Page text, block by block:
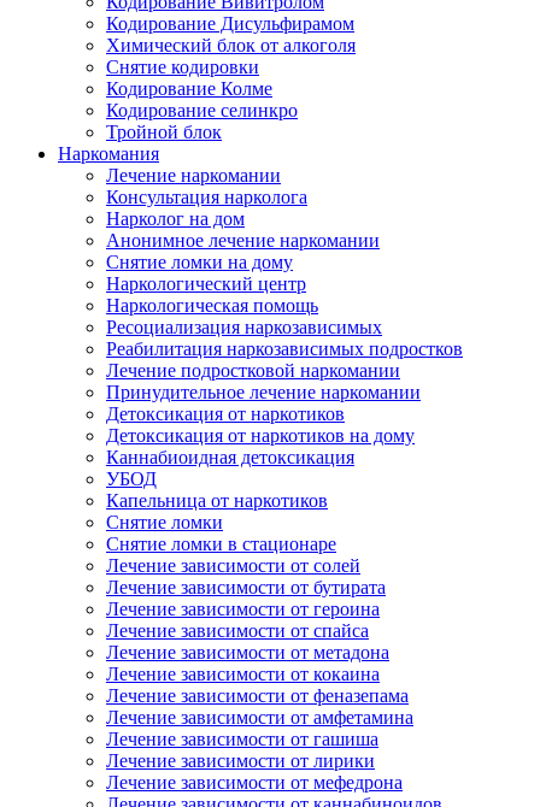
Кодирование Дисульфирамом
Химический блок от алкоголя
Снятие кодировки
Кодирование Колме
Кодирование селинкро
Тройной блок
Наркомания
Лечение наркомании
Консультация нарколога
Нарколог на дом
Анонимное лечение наркомании
Снятие ломки на дому
Наркологический центр
Наркологическая помощь
Ресоциализация наркозависимых
Реабилитация наркозависимых подростков
Лечение подростковой наркомании
Принудительное лечение наркомании
Детоксикация от наркотиков
Детоксикация от наркотиков на дому
Каннабиоидная детоксикация
УБОД
Капельница от наркотиков
Снятие ломки
Снятие ломки в стационаре
Лечение зависимости от солей
Лечение зависимости от бутирата
Лечение зависимости от героина
Лечение зависимости от спайса
Лечение зависимости от метадона
Лечение зависимости от кокаина
Лечение зависимости от феназепама
Лечение зависимости от амфетамина
Лечение зависимости от гашиша
Лечение зависимости от лирики
Лечение зависимости от мефедрона